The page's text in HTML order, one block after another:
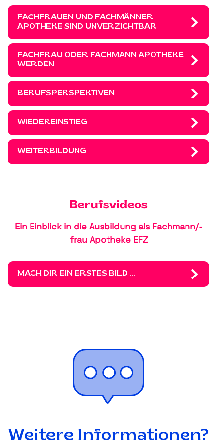
FACHFRAUEN UND FACHMÄNNER
APOTHEKE SIND UNVERZICHTBAR
FACHFRAU ODER FACHMANN APOTHEKE
WERDEN
BERUFSPERSPEKTIVEN
WIEDEREINSTIEG
WEITERBILDUNG
Berufsvideos
Ein Einblick in die Ausbildung als Fachmann/-
frau Apotheke EFZ
MACH DIR EIN ERSTES BILD ...
Weitere Informationen?